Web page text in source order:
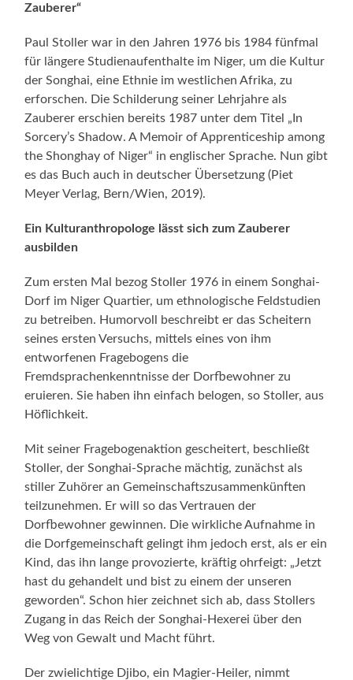
Zauberer“
Paul Stoller war in den Jahren 1976 bis 1984 fünfmal
für längere Studienaufenthalte im Niger, um die Kultur
der Songhai, eine Ethnie im westlichen Afrika, zu
erforschen. Die Schilderung seiner Lehrjahre als
Zauberer erschien bereits 1987 unter dem Titel „In
Sorcery’s Shadow. A Memoir of Apprenticeship among
the Shonghay of Niger“ in englischer Sprache. Nun gibt
es das Buch auch in deutscher Übersetzung (Piet
Meyer Verlag, Bern/Wien, 2019).
Ein Kulturanthropologe lässt sich zum Zauberer
ausbilden
Zum ersten Mal bezog Stoller 1976 in einem Songhai-
Dorf im Niger Quartier, um ethnologische Feldstudien
zu betreiben. Humorvoll beschreibt er das Scheitern
seines ersten Versuchs, mittels eines von ihm
entworfenen Fragebogens die
Fremdsprachenkenntnisse der Dorfbewohner zu
eruieren. Sie haben ihn einfach belogen, so Stoller, aus
Höflichkeit.
Mit seiner Fragebogenaktion gescheitert, beschließt
Stoller, der Songhai-Sprache mächtig, zunächst als
stiller Zuhörer an Gemeinschaftszusammenkünften
teilzunehmen. Er will so das Vertrauen der
Dorfbewohner gewinnen. Die wirkliche Aufnahme in
die Dorfgemeinschaft gelingt ihm jedoch erst, als er ein
Kind, das ihn lange provozierte, kräftig ohrfeigt: „Jetzt
hast du gehandelt und bist zu einem der unseren
geworden“. Schon hier zeichnet sich ab, dass Stollers
Zugang in das Reich der Songhai-Hexerei über den
Weg von Gewalt und Macht führt.
Der zwielichtige Djibo, ein Magier-Heiler, nimmt